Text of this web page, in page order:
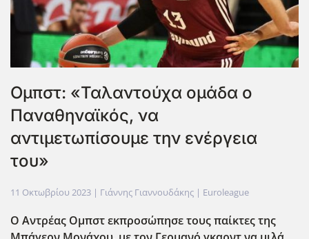
Ομπστ: «Ταλαντούχα ομάδα ο
Παναθηναϊκός, να
αντιμετωπίσουμε την ενέργεια
του»
11 Οκτωβρίου 2023 | Γιάννης Γιαννουδάκης | Euroleague
Ο Αντρέας Ομπστ εκπροσώπησε τους παίκτες της